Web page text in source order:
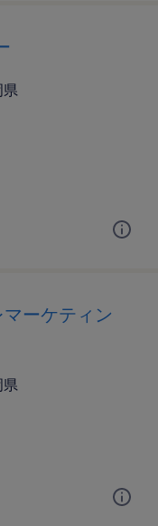
ーケティン